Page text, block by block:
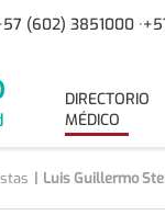
(602) 3851000 ·
DIRECTORIO
MÉDICO
Luis Guillermo